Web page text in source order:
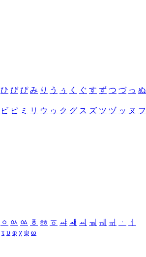
ひ び ぴ み り う ぅ く ぐ す ず つ づ っ ぬ
ビ ピ ミ リ ウ ゥ ク グ ス ズ ツ ヅ ッ ヌ フ
ㆁ ㆂ ㆃ ㆄ ㆅ ㆆ ㆇ ㆈ ㆉ ㆊ ㆋ ㆌ ㆍ
ㆎ
τ υ φ χ ψ ω